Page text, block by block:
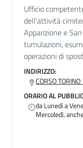
Ufficio
dell'attività
Apparizione e
tumulazioni,
operazioni di
INDIRIZZO:
CORSO
ORARIO AL
da Lunedì a
Mercoledì,